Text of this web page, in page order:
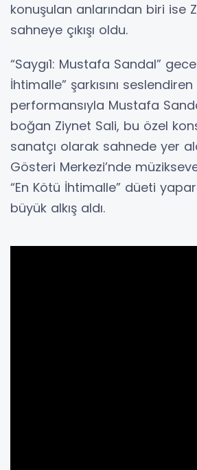
konuşulan anlarından biri ise
sahneye çıkışı oldu.
“Saygı1: Mustafa Sandal”
İhtimalle” şarkısını
performansıyla Mustafa
boğan Ziynet Sali, bu özel
sanatçı olarak sahnede yer
Gösteri Merkezi’nde
“En Kötü İhtimalle” düeti
büyük alkış aldı.